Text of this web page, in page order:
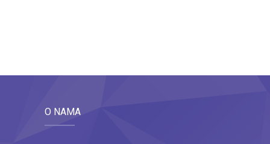
O NAMA